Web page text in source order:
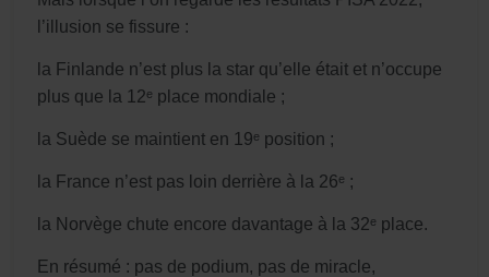
l’illusion se fissure :
la Finlande n’est plus la star qu’elle était et n’occupe
plus que la 12ᵉ place mondiale ;
la Suède se maintient en 19ᵉ position ;
la France n’est pas loin derrière à la 26ᵉ ;
la Norvège chute encore davantage à la 32ᵉ place.
En résumé : pas de podium, pas de miracle,